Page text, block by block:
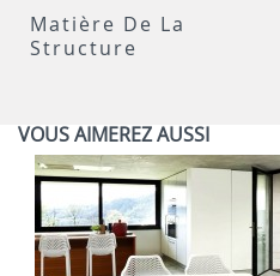
Matière De La
Structure
VOUS AIMEREZ AUSSI